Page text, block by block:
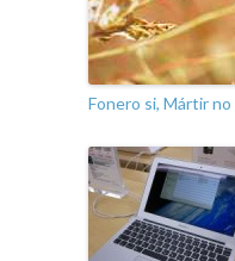
Fonero si, Mártir no